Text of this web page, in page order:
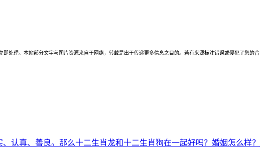
处理。本站部分文字与图片资源来自于网络，转载是出于传递更多信息之目的。若有来源标注错误或侵犯了您的合
认真、善良。那么十二生肖龙和十二生肖狗在一起好吗？婚姻怎么样？